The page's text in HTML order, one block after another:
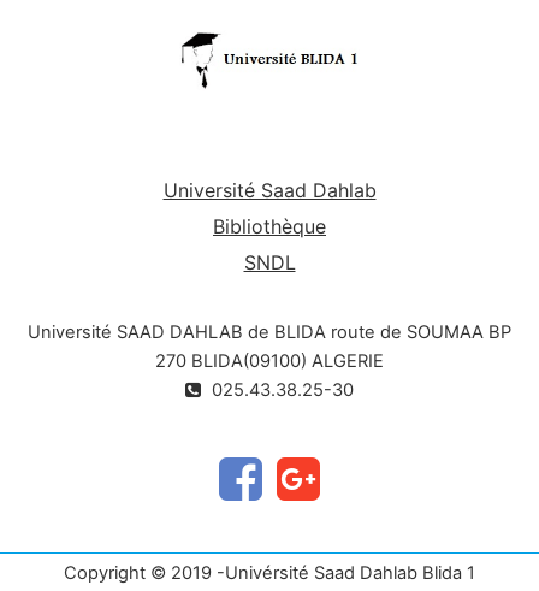
Université Saad Dahlab
Bibliothèque
SNDL
Université SAAD DAHLAB de BLIDA route de SOUMAA BP
270 BLIDA(09100) ALGERIE
025.43.38.25-30
Copyright © 2019 -Univérsité Saad Dahlab Blida 1